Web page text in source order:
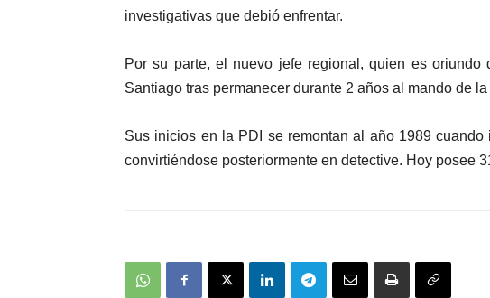
investigativas que debió enfrentar.
Por su parte, el nuevo jefe regional, quien es
Santiago tras permanecer durante 2 años al mando de
Sus inicios en la PDI se remontan al año 1989
convirtiéndose posteriormente en detective. Hoy posee